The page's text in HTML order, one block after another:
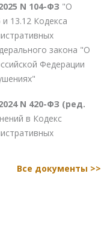
N 104-ФЗ "О
13.12 Кодекса
закона "О
Федерации
N 420-ФЗ (ред.
в Кодекс
Все документы >>